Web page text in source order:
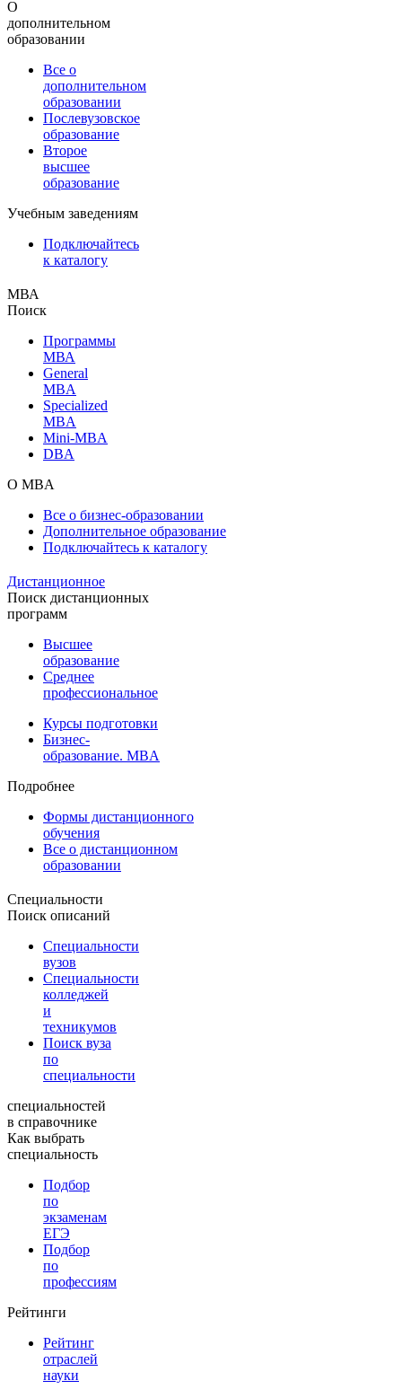
О
дополнительном
образовании
Все о
дополнительном
образовании
Послевузовское
образование
Второе
высшее
образование
Учебным заведениям
Подключайтесь
к каталогу
МВА
Поиск
Программы
МВА
General
MBA
Specialized
MBA
Mini-MBA
DBA
О MBA
Все о бизнес-образовании
Дополнительное образование
Подключайтесь к каталогу
Дистанционное
Поиск дистанционных
программ
Высшее
образование
Среднее
профессиональное
Курсы подготовки
Бизнес-
образование. MBA
Подробнее
Формы дистанционного
обучения
Все о дистанционном
образовании
Специальности
Поиск описаний
Специальности
вузов
Специальности
колледжей
и
техникумов
Поиск вуза
по
специальности
специальностей
в справочнике
Как выбрать
специальность
Подбор
по
экзаменам
ЕГЭ
Подбор
по
профессиям
Рейтинги
Рейтинг
отраслей
науки